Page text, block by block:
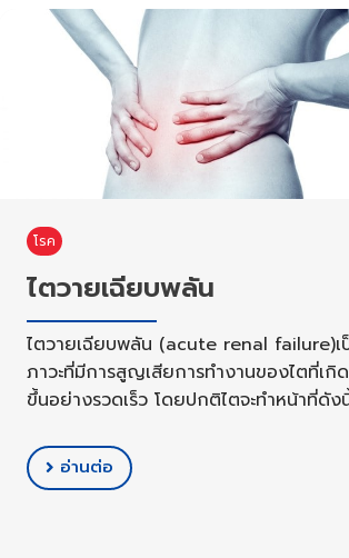
โรค
ไตวายเฉียบพลัน
ไตวายเฉียบพลัน (acute renal failure)เ
ภาวะที่มีการสูญเสียการทำงานของไตที่เกิด
ขึ้นอย่างรวดเร็ว โดยปกติไตจะทำหน้าที่ดัง
อ่านต่อ